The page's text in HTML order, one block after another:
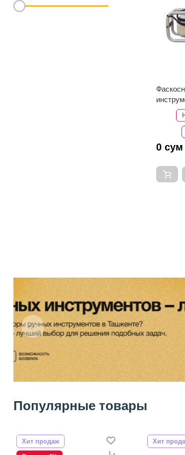
0 сум
Популярные товары
Хит продаж Хит